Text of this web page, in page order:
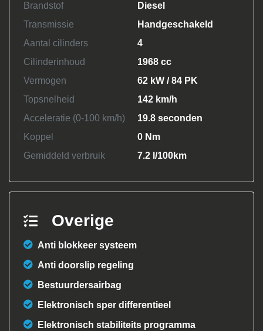
Brandstof
Diesel
Transmissie
Handgeschakeld
Aantal cilinders
4
Cilinderinhoud
1968 cc
Vermogen
62 kW / 84 PK
Topsnelheid
142 km/h
Acceleratie (0-100 km/h)
19.8 seconden
Koppel
0 Nm
Gemiddeld verbruik
7.2 l/100km
Overige
Anti blokkeer systeem
Anti doorslip regeling
Bestuurdersairbag
Elektronisch sper differentieel
Elektronisch stabiliteits programma